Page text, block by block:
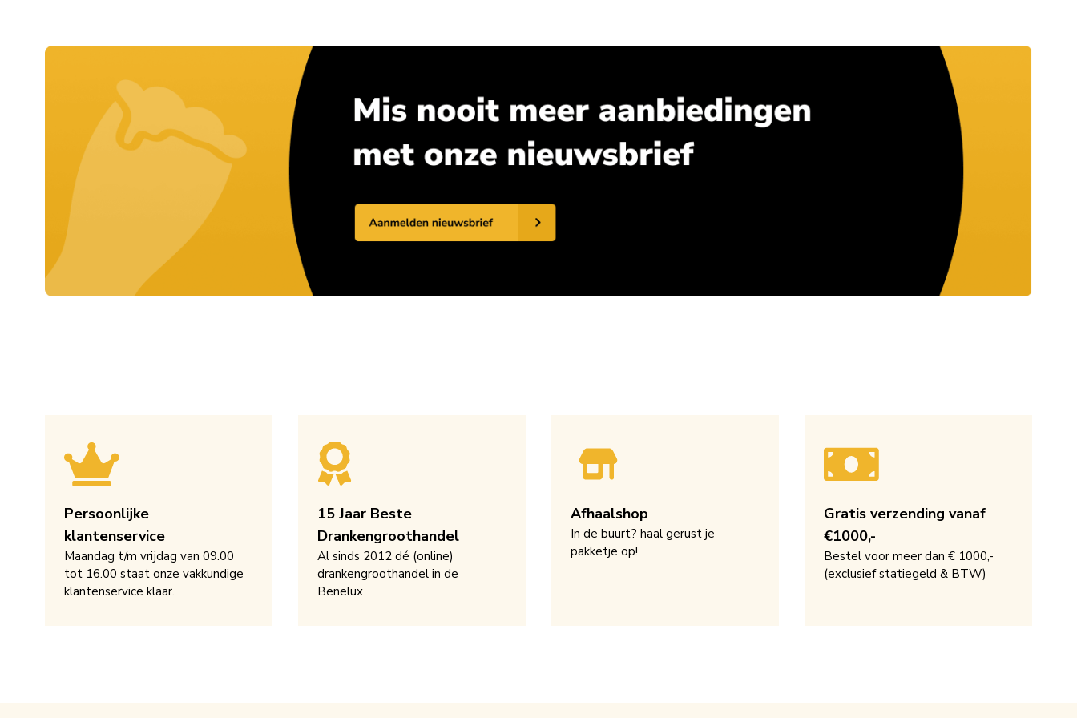
1x € 17,99
Persoonlijke
klantenservice
Maandag t/m vrijdag van 09.00
tot 16.00 staat onze vakkundige
klantenservice klaar.
15 Jaar Beste
Drankengroothandel
Al sinds 2012 dé (online)
drankengroothandel in de
Benelux
Afhaalshop
In de buurt? haal gerust je
pakketje op!
Gratis verzending vanaf
€1000,-
Bestel voor meer dan € 1000,-
(exclusief statiegeld & BTW)